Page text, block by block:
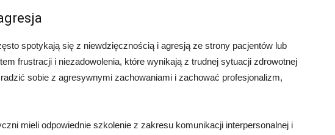
spotykają się z niewdzięcznością i agresją ze strony pacjentów lub
frustracji i niezadowolenia, które wynikają z trudnej sytuacji zdrowotnej
sobie z agresywnymi zachowaniami i zachować profesjonalizm,
mieli odpowiednie szkolenie z zakresu komunikacji interpersonalnej i